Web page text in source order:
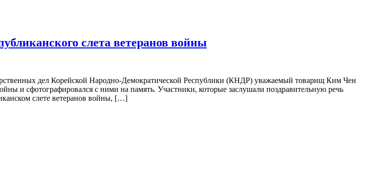
слета ветеранов войны
дел Корейской Народно-Демократической Республики (КНДР) уважаемый товарищ Ким Чен
и сфотографировался с ними на память. Участники, которые заслушали поздравительную речь
слете ветеранов войны, […]